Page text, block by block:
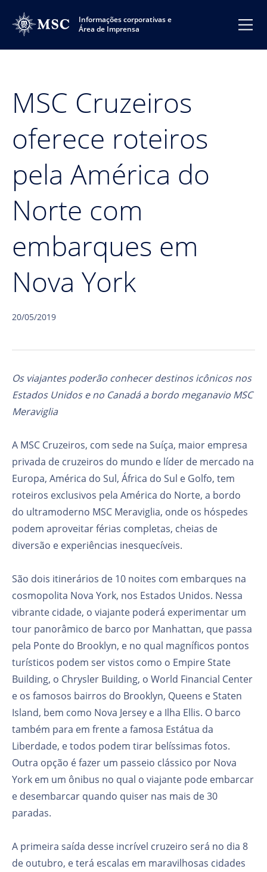
Informações corporativas e
Área de Imprensa
MSC Cruzeiros
oferece roteiros
pela América do
Norte com
embarques em
Nova York
20/05/2019
Os viajantes poderão conhecer destinos icônicos nos
Estados Unidos e no Canadá a bordo meganavio MSC
Meraviglia
A MSC Cruzeiros, com sede na Suíça, maior empresa
privada de cruzeiros do mundo e líder de mercado na
Europa, América do Sul, África do Sul e Golfo, tem
roteiros exclusivos pela América do Norte, a bordo
do ultramoderno MSC Meraviglia, onde os hóspedes
podem aproveitar férias completas, cheias de
diversão e experiências inesquecíveis.
São dois itinerários de 10 noites com embarques na
cosmopolita Nova York, nos Estados Unidos. Nessa
vibrante cidade, o viajante poderá experimentar um
tour panorâmico de barco por Manhattan, que passa
pela Ponte do Brooklyn, e no qual magníficos pontos
turísticos podem ser vistos como o Empire State
Building, o Chrysler Building, o World Financial Center
e os famosos bairros do Brooklyn, Queens e Staten
Island, bem como Nova Jersey e a Ilha Ellis. O barco
também para em frente a famosa Estátua da
Liberdade, e todos podem tirar belíssimas fotos.
Outra opção é fazer um passeio clássico por Nova
York em um ônibus no qual o viajante pode embarcar
e desembarcar quando quiser nas mais de 30
paradas.
A primeira saída desse incrível cruzeiro será no dia 8
de outubro, e terá escalas em maravilhosas cidades